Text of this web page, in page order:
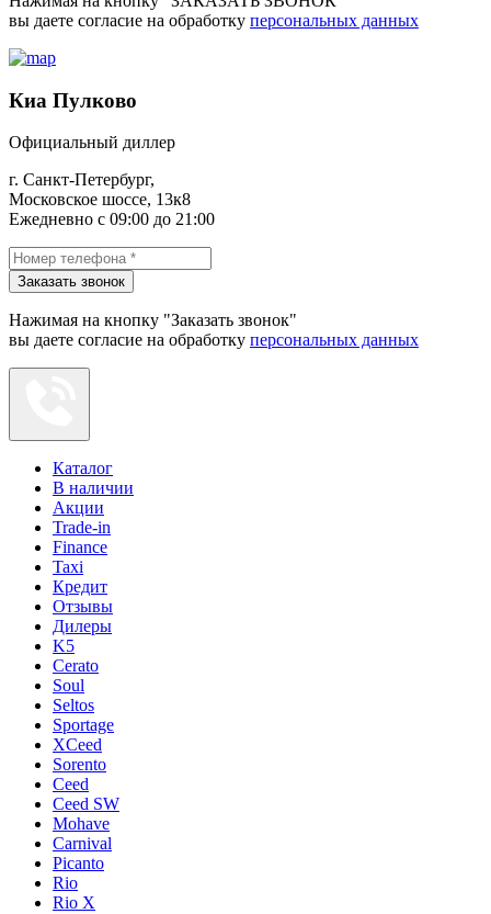
вы даете согласие на обработку персональных данных
Киа Пулково
Официальный диллер
г. Санкт-Петербург,
Московское шоссе, 13к8
Ежедневно с 09:00 до 21:00
Заказать звонок
Нажимая на кнопку "Заказать звонок"
вы даете согласие на обработку персональных данных
Каталог
В наличии
Акции
Trade-in
Finance
Taxi
Кредит
Отзывы
Дилеры
K5
Cerato
Soul
Seltos
Sportage
XCeed
Sorento
Ceed
Ceed SW
Mohave
Carnival
Picanto
Rio
Rio X